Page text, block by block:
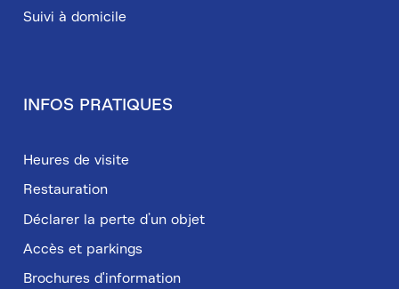
Suivi à domicile
INFOS PRATIQUES
Heures de visite
Restauration
Déclarer la perte d’un objet
Accès et parkings
Brochures d'information